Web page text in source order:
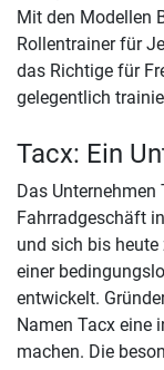
Mit den Modellen
Rollentrainer für
das Richtige für
gelegentlich
Tacx: Ein
Das
Fahrradgeschäft
und sich bis
einer
entwickelt.
Namen Tacx eine
machen. Die